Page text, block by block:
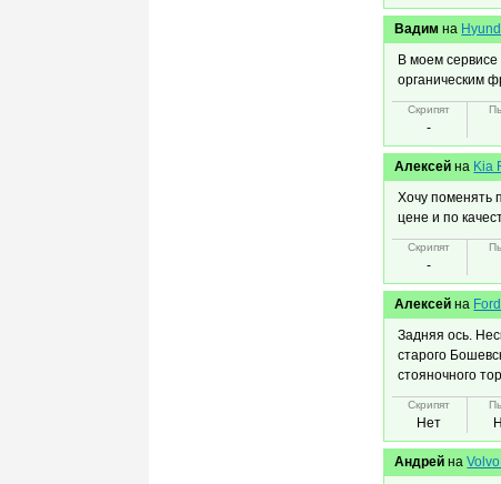
Вадим на
В моем сервисе
органическим
Скрипят
-
Алексей на Kia
Хочу поменять
цене и по
Скрипят
-
Алексей на
Задняя ось.
старого
стояночного
Скрипят
Нет
Андрей на